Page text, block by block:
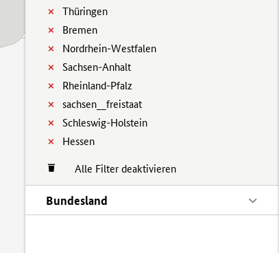
Thüringen
Bremen
Nordrhein-Westfalen
Sachsen-Anhalt
Rheinland-Pfalz
sachsen__freistaat
Schleswig-Holstein
Hessen
Alle Filter deaktivieren
Bundesland